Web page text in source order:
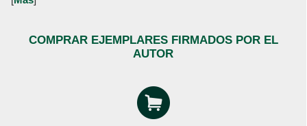
COMPRAR EJEMPLARES FIRMADOS POR EL
AUTOR